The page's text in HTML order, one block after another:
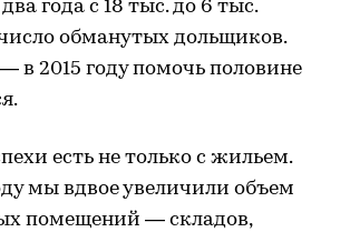
года с 18 тыс. до 6 тыс.
обманутых дольщиков.
в 2015 году помочь половине
есть не только с жильем.
мы вдвое увеличили объем
помещений — складов,